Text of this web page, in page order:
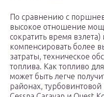
По сравнению с
высокое отношение
сократить время
компенсировать более
затраты, техническое
топлива. Как топливо
может быть легче
районах,